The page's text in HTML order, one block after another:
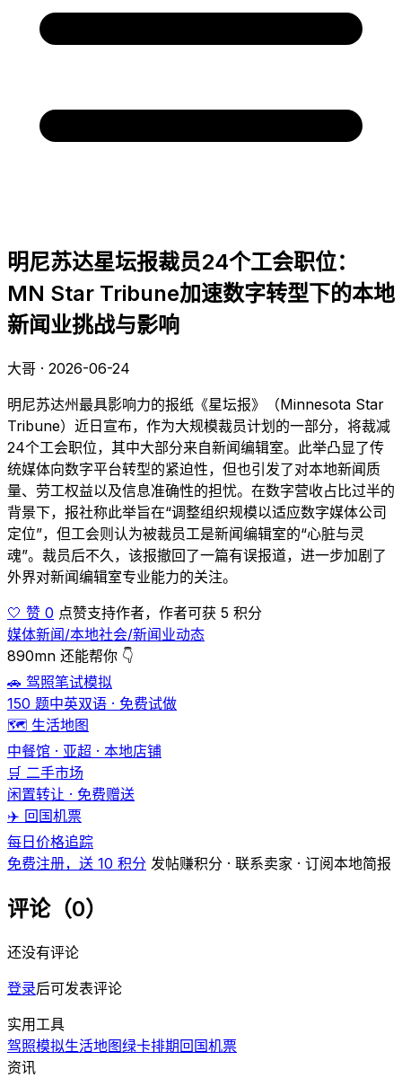
明尼苏达星坛报裁员24个工会职位：
MN Star Tribune加速数字转型下的本地
新闻业挑战与影响
大哥 · 2026-06-24
明尼苏达州最具影响力的报纸《星坛报》（Minnesota Star
Tribune）近日宣布，作为大规模裁员计划的一部分，将裁减
24个工会职位，其中大部分来自新闻编辑室。此举凸显了传
统媒体向数字平台转型的紧迫性，但也引发了对本地新闻质
量、劳工权益以及信息准确性的担忧。在数字营收占比过半的
背景下，报社称此举旨在“调整组织规模以适应数字媒体公司
定位”，但工会则认为被裁员工是新闻编辑室的“心脏与灵
魂”。裁员后不久，该报撤回了一篇有误报道，进一步加剧了
外界对新闻编辑室专业能力的关注。
🤍 赞 0 点赞支持作者，作者可获 5 积分
媒体新闻/本地社会/新闻业动态
890mn 还能帮你 👇
🚗 驾照笔试模拟
150 题中英双语 · 免费试做
🗺️ 生活地图
中餐馆 · 亚超 · 本地店铺
🛒 二手市场
闲置转让 · 免费赠送
✈️ 回国机票
每日价格追踪
免费注册，送 10 积分 发帖赚积分 · 联系卖家 · 订阅本地简报
评论（0）
还没有评论
登录后可发表评论
实用工具
驾照模拟生活地图绿卡排期回国机票
资讯